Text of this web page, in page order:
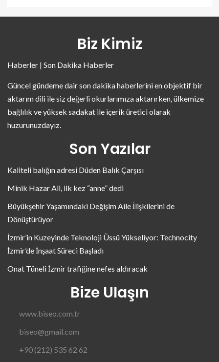
Biz Kimiz
Haberler | Son Dakika Haberler
Güncel gündeme dair son dakika haberlerini en objektif bir
aktarım dili ile siz değerli okurlarımıza aktarırken, ülkemize
bağlılık ve yüksek sadakat ile içerik üretici olarak
huzurunuzdayız.
Son Yazılar
Kaliteli balığın adresi Düden Balık Çarşısı
Minik Hazar Ali, ilk kez “anne” dedi
Büyükşehir Yaşamındaki Değişim Aile İlişkilerini de
Dönüştürüyor
İzmir’in Kuzeyinde Teknoloji Üssü Yükseliyor: Technocity
İzmir’de İnşaat Süreci Başladı
Onat Tüneli İzmir trafiğine nefes aldıracak
Bize Ulaşın
www.biseo.com.tr
biseo@gmail.com
+90 (212) 535 62 62